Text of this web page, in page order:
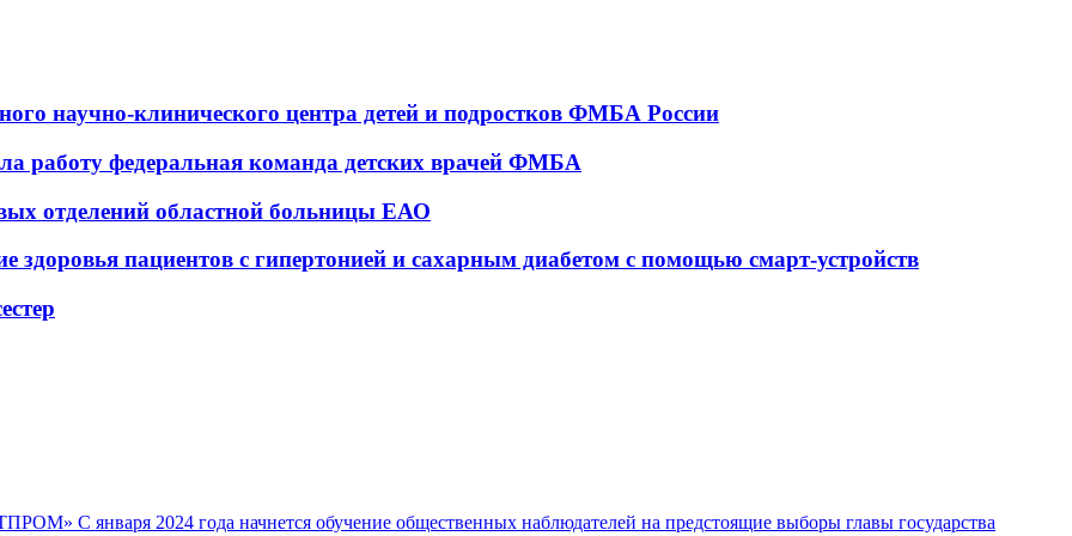
научно-клинического центра детей и подростков ФМБА России
федеральная команда детских врачей ФМБА
отделений областной больницы ЕАО
здоровья пациентов с гипертонией и сахарным диабетом с помощью смарт-устройств
С января 2024 года начнется обучение общественных наблюдателей на предстоящие выборы главы государства